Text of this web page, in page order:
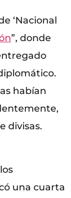
‘Nacional
”, donde
habían
divisas.
una cuarta